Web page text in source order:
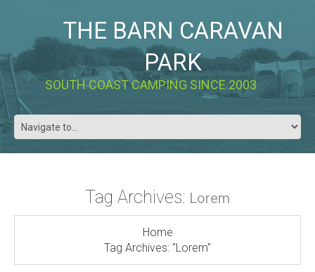
THE BARN CARAVAN
PARK
SOUTH COAST CAMPING SINCE 2003
Tag Archives: Lorem
Home
Tag Archives: "Lorem"